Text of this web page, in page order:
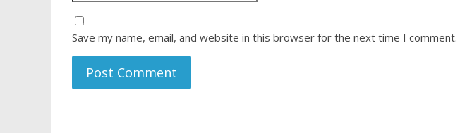
Save my name, email, and website in this browser for the next time I comment.